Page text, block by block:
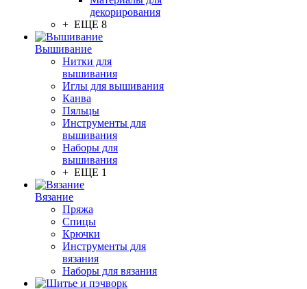
декорирования
+ ЕЩЕ 8
Вышивание
Нитки для
вышивания
Иглы для вышивания
Канва
Пяльцы
Инструменты для
вышивания
Наборы для
вышивания
+ ЕЩЕ 1
Вязание
Пряжа
Спицы
Крючки
Инструменты для
вязания
Наборы для вязания